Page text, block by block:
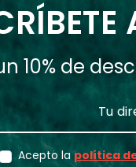
10% de
Acepto la política